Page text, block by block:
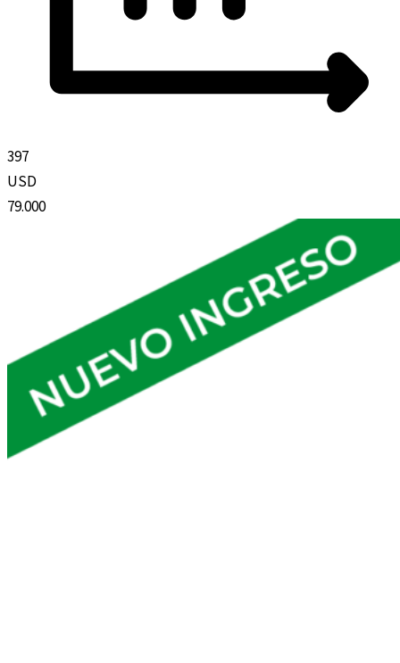
397
USD
79.000